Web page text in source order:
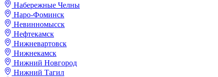
Набережные Челны
Наро-Фоминск
Невинномысск
Нефтекамск
Нижневартовск
Нижнекамск
Нижний Новгород
Нижний Тагил